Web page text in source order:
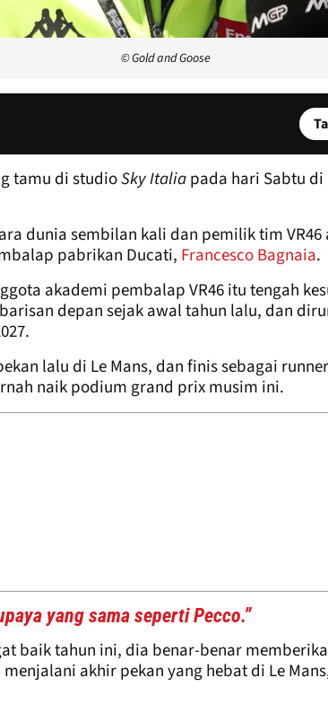
© Gold and Goose
tamu di studioSky Italiapada hari Sabtu di
dunia sembilan kali dan pemilik tim VR46
pabrikan Ducati, Francesco Bagnaia.
akademi pembalap VR46 itu tengah
depan sejak awal tahun lalu, dan
lalu di Le Mans, dan finis sebagai
naik podium grand prix musim ini.
yang sama seperti Pecco.”
baik tahun ini, dia benar-benar
akhir pekan yang hebat di Le